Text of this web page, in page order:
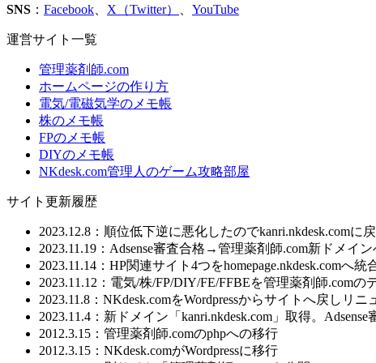
SNS ： Facebook X（Twitter） YouTube
運営サイト一覧
管理薬剤師.com
ホームページの作り方
電気/電磁気学のメモ帳
株のメモ帳
FPのメモ帳
DIYのメモ帳
NKdesk.com管理人のゲーム攻略部屋
サイト更新履歴
2023.12.8：順位低下逆に悪化したのでkanri.nkdesk.comに
2023.11.19：Adsense審査合格→管理薬剤師.com新ドメイ
2023.11.14：HP関連サイト4つをhomepage.nkdesk.comへ統
2023.11.12：電気/株/FP/DIY/FE/FFBEを管理薬剤師.com
2023.11.8：NKdesk.comをWordpressからサイトへ戻しリニ
2023.11.4：新ドメイン「kanri.nkdesk.com」取得。
2012.3.15：管理薬剤師.comのphpへの移行
2012.3.15：NKdesk.comがWordpressに移行